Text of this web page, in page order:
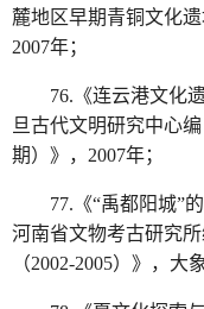
麓地区早期青铜文化
2007年；
76.《连云港文化
旦古代文明研究中心
期）》，2007年；
77.《“禹都阳城”
河南省文物考古研究
（2002-2005）》，大